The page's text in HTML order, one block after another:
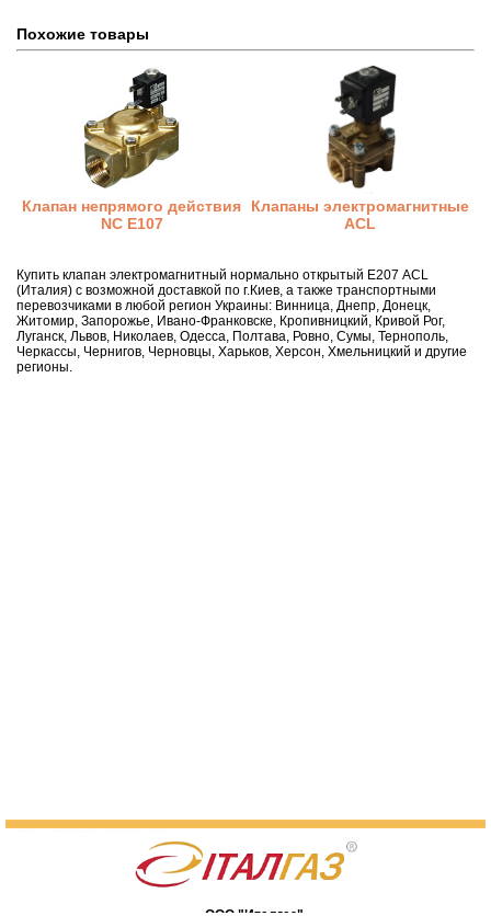
Похожие товары
Клапан непрямого действия
NC E107
Клапаны электромагнитные
ACL
Купить клапан электромагнитный нормально открытый Е207 ACL
(Италия) с возможной доставкой по г.Киев, а также транспортными
перевозчиками в любой регион Украины: Винница, Днепр, Донецк,
Житомир, Запорожье, Ивано-Франковске, Кропивницкий, Кривой Рог,
Луганск, Львов, Николаев, Одесса, Полтава, Ровно, Сумы, Тернополь,
Черкассы, Чернигов, Черновцы, Харьков, Херсон, Хмельницкий и другие
регионы.